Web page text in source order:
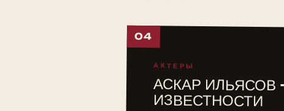
04
АКТЕРЫ
АСКАР ИЛЬЯСОВ
ИЗВЕСТНОСТИ